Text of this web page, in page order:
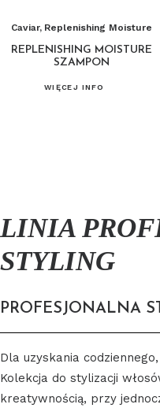
Caviar, Replenishing Moisture
REPLENISHING MOISTURE
SZAMPON
WIĘCEJ INFO
LINIA
STYLING
PROFESJONALNA
Dla uzyskania
Kolekcja do stylizacji
kreatywnością, przy